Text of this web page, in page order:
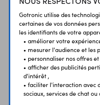
Tresse étamée
2.0 mm x 1.6 m
Gotronic utilise des
certaines de vos données
les identifiants de votre
• améliorer votre
• mesurer l'audience et les
• personnaliser nos offres
• afficher des publicités
d'intérêt ,
• faciliter l'interaction avec
sociaux, services de chat